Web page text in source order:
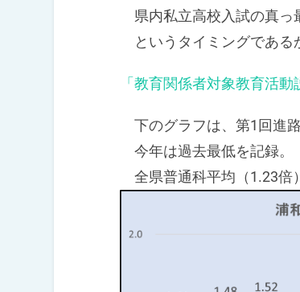
県内私立高校入試の真っ
というタイミングである
「教育関係者対象教育活
下のグラフは、第1回進
今年は過去最低を記録。
全県普通科平均（1.23倍